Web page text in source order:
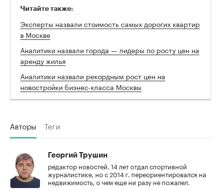
Читайте также:
Эксперты назвали стоимость самых дорогих квартир
в Москве
Аналитики назвали города — лидеры по росту цен на
аренду жилья
Аналитики назвали рекордным рост цен на
новостройки бизнес-класса Москвы
Авторы Теги
Георгий Трушин
редактор новостей. 14 лет отдал спортивной
журналистике, но с 2014 г. переориентировался на
недвижимость, о чем еще ни разу не пожалел.